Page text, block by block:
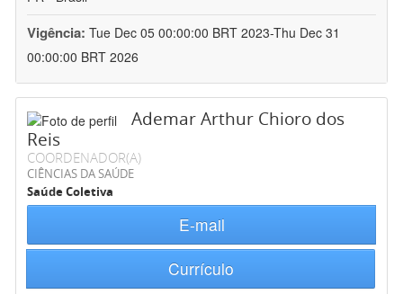
Vigência: Tue Dec 05 00:00:00 BRT 2023-Thu Dec 31
00:00:00 BRT 2026
Ademar Arthur Chioro dos
Reis
COORDENADOR(A)
CIÊNCIAS DA SAÚDE
Saúde Coletiva
E-mail
Currículo